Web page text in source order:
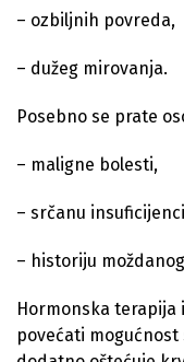
– ozbiljnih povreda,
– dužeg mirovanja.
Posebno se prate
– maligne bolesti,
– srčanu
– historiju
Hormonska terapija
povećati